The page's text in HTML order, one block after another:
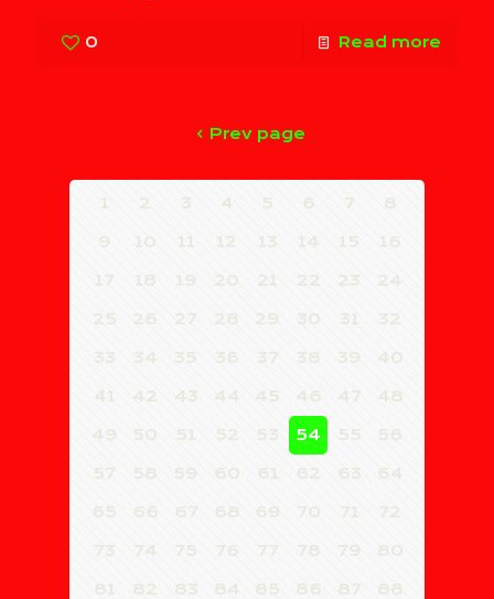
0 Read more
Prev page
1 2 3 4 5 6 7 8
9 10 11 12 13 14 15 16
17 18 19 20 21 22 23 24
25 26 27 28 29 30 31 32
33 34 35 36 37 38 39 40
41 42 43 44 45 46 47 48
49 50 51 52 53 54 55 56
57 58 59 60 61 62 63 64
65 66 67 68 69 70 71 72
73 74 75 76 77 78 79 80
81 82 83 84 85 86 87 88